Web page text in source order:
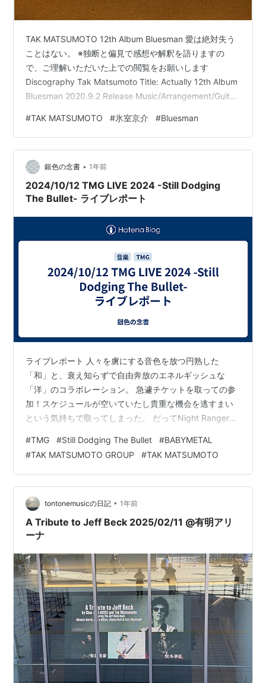
TAK MATSUMOTO 12th Album Bluesman 愛は絶対失う
ことはない。 ※独断と偏見で感想や解釈を語りますの
で、ご理解いただいた上での閲覧をお願いします
Discography Tak Matsumoto Title: Actually 12th Album
Bluesman 2020.9.2 Release Music/Arrangement/Guiter:
Arrangement/Background Vocal: Yukihide "YT"
Takiyama Drums: Shane Gaalaas Bass: Trav…
#TAK MATSUMOTO #氷室京介 #Bluesman
銀色の念書 • 1年前
2024/10/12 TMG LIVE 2024 -Still Dodging
The Bullet- ライブレポート
ライブレポート 人々を虜にする音色を放つ円熟した
「和」と、衰え知らずで自由奔放のエネルギッシュな
「洋」のコラボレーション。 急遽チケットを取っての参
加！スケジュールが空いていたし貴重な機会を逃すまい
という気持ちで取ってしまった。 だってNight Ranger・
の松本孝弘という男が束ねるなんて滅多に見れない光景
よ？いちファンとしてはその現場を目撃しないと！とい
う衝動に駆られてしまった。 直前のチケットを買ったの
で最後列だ。ステージ全体を映すカメラが横にある席だ
った。上手側ね。 会場内には外国人がちらほら。ジャッ
クやエリック…
#TMG #Still Dodging The Bullet #BABYMETAL
#TAK MATSUMOTO GROUP #TAK MATSUMOTO
tontonemusicの日記 • 1年前
A Tribute to Jeff Beck 2025/02/11 @有明アリ
ーナ